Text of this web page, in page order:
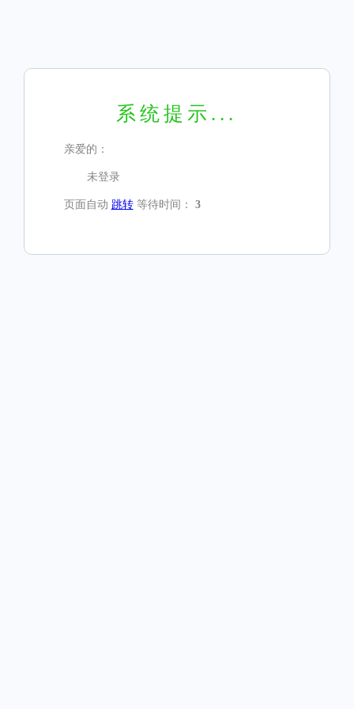
系统提示...
亲爱的：
未登录
页面自动 跳转等待时间： 3